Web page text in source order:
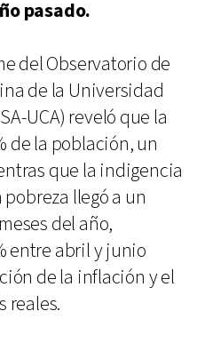
pasado.
del Observatorio de
de la Universidad
UCA) reveló que la
de la población, un
que la indigencia
llegó a un
del año,
entre abril y junio
de la inflación y el
reales.